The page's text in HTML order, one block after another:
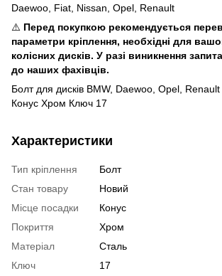
Daewoo, Fiat, Nissan, Opel, Renault
⚠️ Перед покупкою рекомендується
параметри кріплення, необхідні для
колісних дисків. У разі виникнення
до наших фахівців.
Болт для дисків BMW, Daewoo, Opel,
Конус Хром Ключ 17
Характеристики
Тип кріплення
Болт
Стан товару
Новий
Місце посадки
Конус
Покриття
Хром
Матеріал
Сталь
Ключ
17